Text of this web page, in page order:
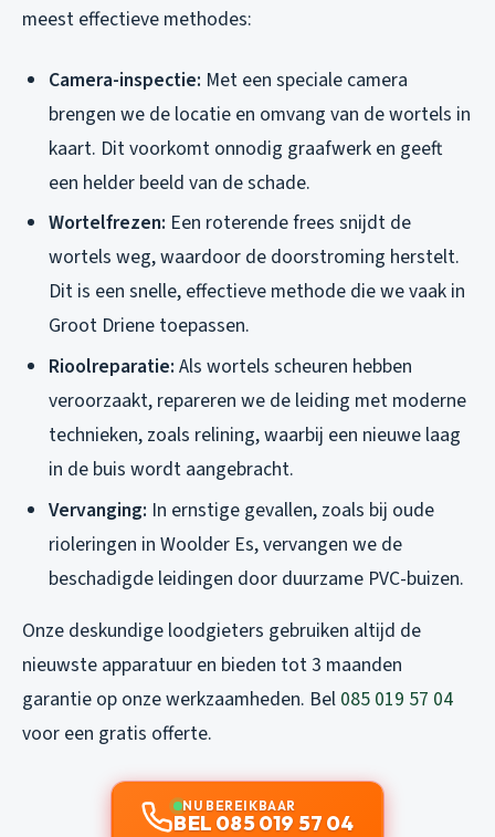
meest effectieve methodes:
Camera-inspectie: Met een speciale camera
brengen we de locatie en omvang van de wortels in
kaart. Dit voorkomt onnodig graafwerk en geeft
een helder beeld van de schade.
Wortelfrezen: Een roterende frees snijdt de
wortels weg, waardoor de doorstroming herstelt.
Dit is een snelle, effectieve methode die we vaak in
Groot Driene toepassen.
Rioolreparatie: Als wortels scheuren hebben
veroorzaakt, repareren we de leiding met moderne
technieken, zoals relining, waarbij een nieuwe laag
in de buis wordt aangebracht.
Vervanging: In ernstige gevallen, zoals bij oude
rioleringen in Woolder Es, vervangen we de
beschadigde leidingen door duurzame PVC-buizen.
Onze deskundige loodgieters gebruiken altijd de
nieuwste apparatuur en bieden tot 3 maanden
garantie op onze werkzaamheden. Bel 085 019 57 04
voor een gratis offerte.
NU BEREIKBAAR
BEL 085 019 57 04